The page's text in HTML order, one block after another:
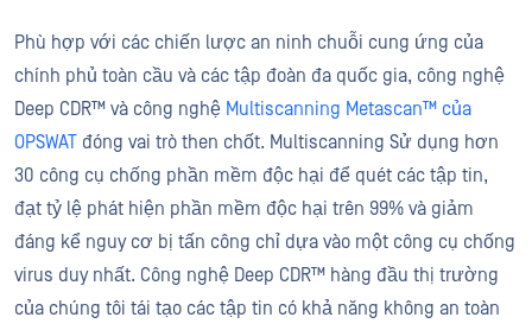
Phù hợp với các chiến lược an ninh chuỗi cung ứng của
chính phủ toàn cầu và các tập đoàn đa quốc gia, công nghệ
Deep CDR™ và công nghệ Multiscanning Metascan™ của
OPSWAT đóng vai trò then chốt. Multiscanning Sử dụng hơn
30 công cụ chống phần mềm độc hại để quét các tập tin,
đạt tỷ lệ phát hiện phần mềm độc hại trên 99% và giảm
đáng kể nguy cơ bị tấn công chỉ dựa vào một công cụ chống
virus duy nhất. Công nghệ Deep CDR™ hàng đầu thị trường
của chúng tôi tái tạo các tập tin có khả năng không an toàn